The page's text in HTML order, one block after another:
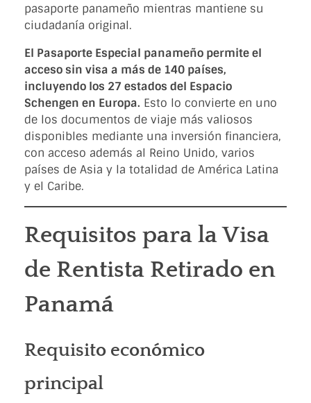
pasaporte panameño mientras mantiene su
ciudadanía original.
El Pasaporte Especial panameño permite el
acceso sin visa a más de 140 países,
incluyendo los 27 estados del Espacio
Schengen en Europa. Esto lo convierte en uno
de los documentos de viaje más valiosos
disponibles mediante una inversión financiera,
con acceso además al Reino Unido, varios
países de Asia y la totalidad de América Latina
y el Caribe.
Requisitos para la Visa
de Rentista Retirado en
Panamá
Requisito económico
principal